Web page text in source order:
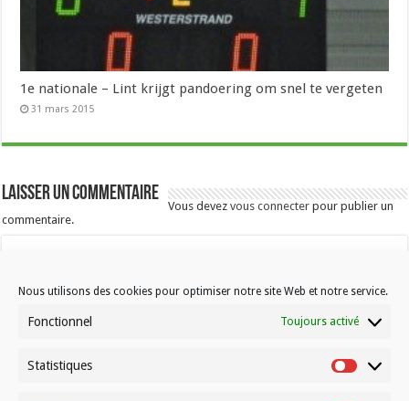
Nous utilisons des cookies pour optimiser notre site Web et notre service.
Fonctionnel Toujours activé
Statistiques
1e nationale – Lint krijgt pandoering om snel te vergeten
31 mars 2015
Laisser un commentaire
Vous devezvous connecter pour publier un
commentaire.
Contactez-nous